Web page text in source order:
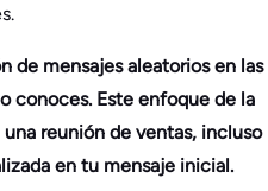
de mensajes aleatorios en las
conoces. Este enfoque de la
reunión de ventas, incluso
en tu mensaje inicial.